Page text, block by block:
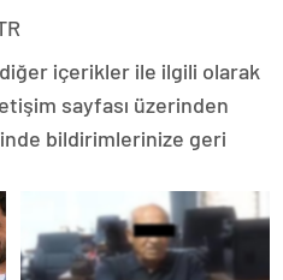
içerikler ile ilgili olarak
sayfası üzerinden
bildirimlerinize geri